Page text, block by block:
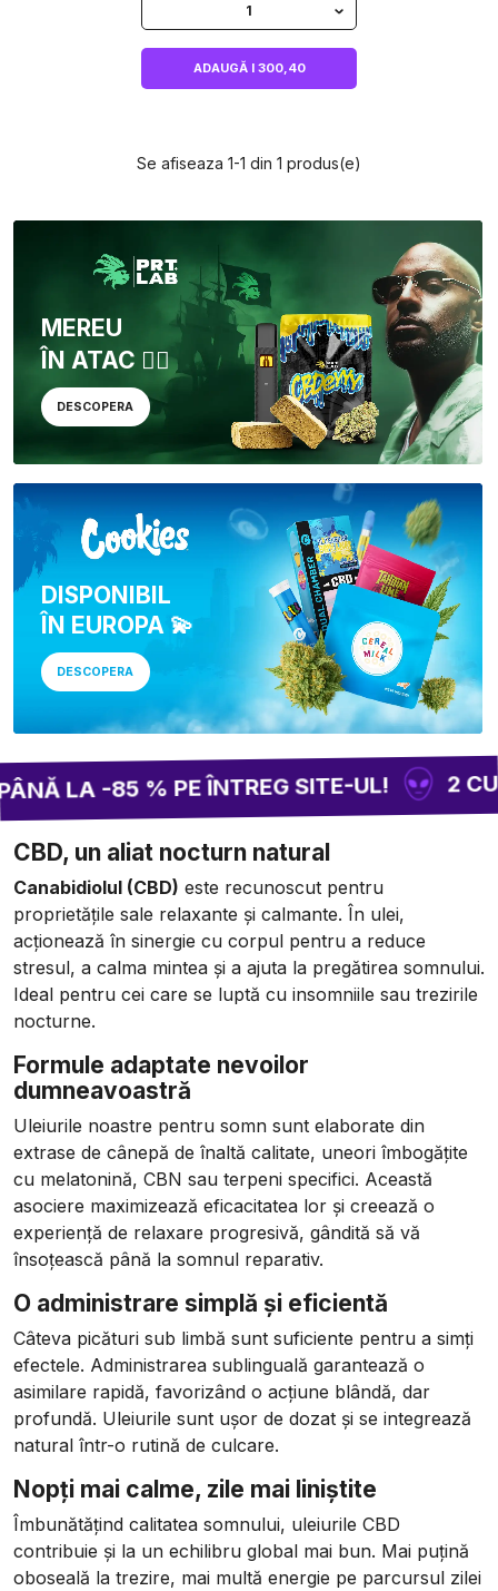
1
ADAUGĂ I 300,40
Se afiseaza 1-1 din 1 produs(e)
MEREU
ÎN ATAC 🏴‍☠️
DESCOPERA
DISPONIBIL
ÎN EUROPA 💫
DESCOPERA
LA -85 % PE ÎNTREG SITE-UL! 2
CBD, un aliat nocturn natural
Canabidiolul (CBD) este recunoscut pentru
proprietățile sale relaxante și calmante. În ulei,
acționează în sinergie cu corpul pentru a reduce
stresul, a calma mintea și a ajuta la pregătirea somnului.
Ideal pentru cei care se luptă cu insomniile sau trezirile
nocturne.
Formule adaptate nevoilor
dumneavoastră
Uleiurile noastre pentru somn sunt elaborate din
extrase de cânepă de înaltă calitate, uneori îmbogățite
cu melatonină, CBN sau terpeni specifici. Această
asociere maximizează eficacitatea lor și creează o
experiență de relaxare progresivă, gândită să vă
însoțească până la somnul reparativ.
O administrare simplă și eficientă
Câteva picături sub limbă sunt suficiente pentru a simți
efectele. Administrarea sublinguală garantează o
asimilare rapidă, favorizând o acțiune blândă, dar
profundă. Uleiurile sunt ușor de dozat și se integrează
natural într-o rutină de culcare.
Nopți mai calme, zile mai liniștite
Îmbunătățind calitatea somnului, uleiurile CBD
contribuie și la un echilibru global mai bun. Mai puțină
oboseală la trezire, mai multă energie pe parcursul zilei